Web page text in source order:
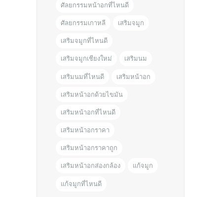
ศัลยกรรมหน้าอกที่ไหนดี
ศัลยกรรมเกาหลี เสริมจมูก
เสริมจมูกที่ไหนดี
เสริมจมูกเชียงใหม่ เสริมนม
เสริมนมที่ไหนดี เสริมหน้าอก
เสริมหน้าอกด้วยไขมัน
เสริมหน้าอกที่ไหนดี
เสริมหน้าอกราคา
เสริมหน้าอกราคาถูก
เสริมหน้าอกส่องกล้อง แก้จมูก
แก้จมูกที่ไหนดี